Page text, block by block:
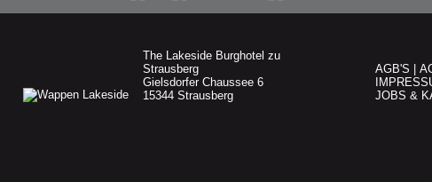
The Lakeside Burghotel zu
Strausberg
Gielsdorfer Chaussee 6
15344 Strausberg
AGB'S
JOBS &